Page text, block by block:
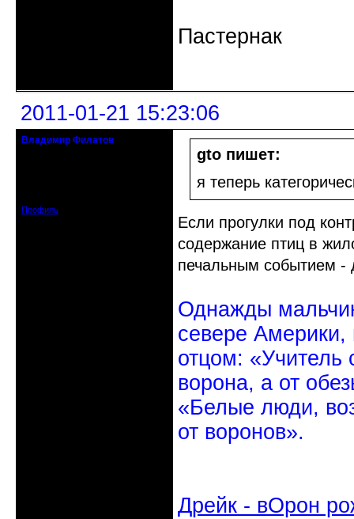
Пастернак
2011-01-21 15:23:06
Владимир Филатов
Профиль
gto пишет:
я теперь
Если прогулки под
содержание птиц в
печальным событием -
Однажды
севере
отцом: «Учитель
ворона, а от
«Белые люди,
от воронов».
Дрейк - вОрон